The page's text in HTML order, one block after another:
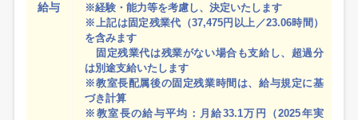
給与
※経験・能力等を考慮し、決定いたします
※上記は固定残業代（37,475円以上／23.06時間）
を含みます
固定残業代は残業がない場合も支給し、超過分
は別途支給いたします
※教室長配属後の固定残業時間は、給与規定に基
づき計算
※教室長の給与平均：月給33.1万円（2025年実